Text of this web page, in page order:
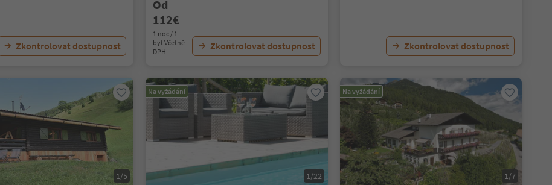
Zkontrolovat dostupnost
Od
112€
1 noc / 1
byt Včetně
DPH
Zkontrolovat dostupnost Zkontrolovat dostupnost
1/5
Na vyžádání
1/22
Na vyžádání
1/7